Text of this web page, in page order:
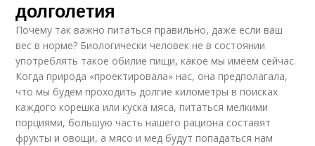
Полезные продукты
употребления
Продукты для
правильного питания
Питания для
похудения
долголетия
Почему так важно питаться правильно, даже если ваш
вес в норме? Биологически человек не в состоянии
употреблять такое обилие пищи, какое мы имеем сейчас.
Когда природа «проектировала» нас, она предполагала,
что мы будем проходить долгие километры в поисках
каждого корешка или куска мяса, питаться мелкими
порциями, большую часть нашего рациона составят
фрукты и овощи, а мясо и мед будут попадаться нам